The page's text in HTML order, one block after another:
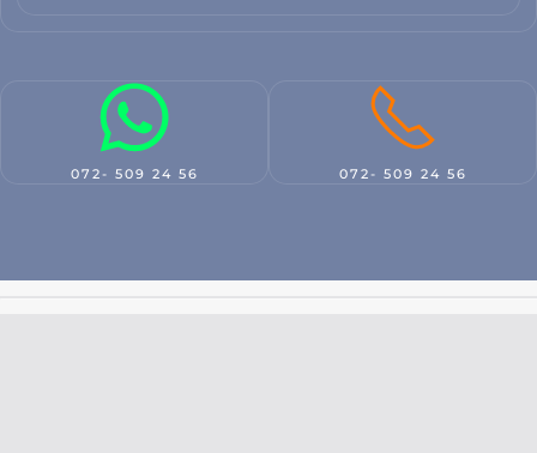
072- 509 24 56 072- 509 24 56